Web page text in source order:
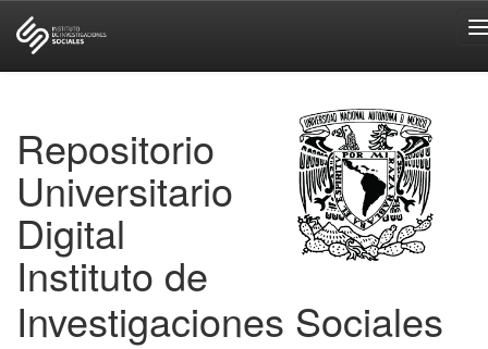
Repositorio
Universitario
Digital
Instituto de
Investigaciones Sociales